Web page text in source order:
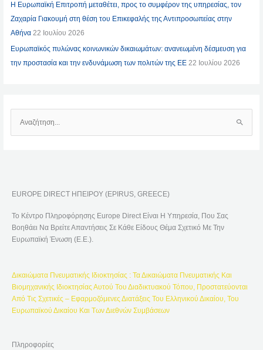
Η Ευρωπαϊκή Επιτροπή μεταθέτει, προς το συμφέρον της υπηρεσίας, τον
Ζαχαρία Γιακουμή στη θέση του Επικεφαλής της Αντιπροσωπείας στην
Αθήνα 22 Ιουλίου 2026
Ευρωπαϊκός πυλώνας κοινωνικών δικαιωμάτων: ανανεωμένη δέσμευση για
την προστασία και την ενδυνάμωση των πολιτών της ΕΕ 22 Ιουλίου 2026
Τ
Σ
Η
Α
EUROPE DIRECT ΗΠΕΙΡΟΥ (EPIRUS, GREECE)
Το Κέντρο Πληροφόρησης Europe Direct Είναι Η Υπηρεσία, Που Σας
Βοηθάει Να Βρείτε Απαντήσεις Σε Κάθε Είδους Θέμα Σχετικό Με Την
Ευρωπαϊκή Ένωση (Ε.Ε.).
Δικαιώματα Πνευματικής Ιδιοκτησίας : Τα Δικαιώματα Πνευματικής Και
Βιομηχανικής Ιδιοκτησίας Αυτού Του Διαδικτυακού Τόπου, Προστατεύονται
Από Τις Σχετικές – Εφαρμοζόμενες Διατάξεις Του Ελληνικού Δικαίου, Του
Ευρωπαϊκού Δικαίου Και Των Διεθνών Συμβάσεων
Πληροφορίες